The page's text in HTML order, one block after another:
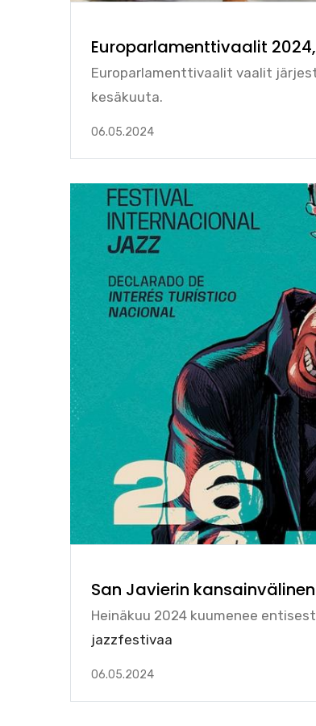
Europarlamenttivaalit
Europarlamenttivaalit vaalit
kesäkuuta.
06.05.2024
San Javierin
Heinäkuu 2024 kuumenee
jazzfestivaa
06.05.2024